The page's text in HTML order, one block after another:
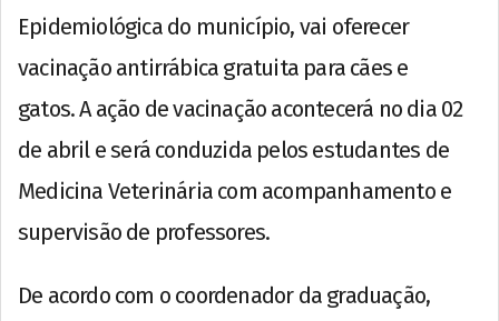
Epidemiológica do município, vai oferecer
vacinação antirrábica gratuita para cães e
gatos. A ação de vacinação acontecerá no dia 02
de abril e será conduzida pelos estudantes de
Medicina Veterinária com acompanhamento e
supervisão de professores.
De acordo com o coordenador da graduação,